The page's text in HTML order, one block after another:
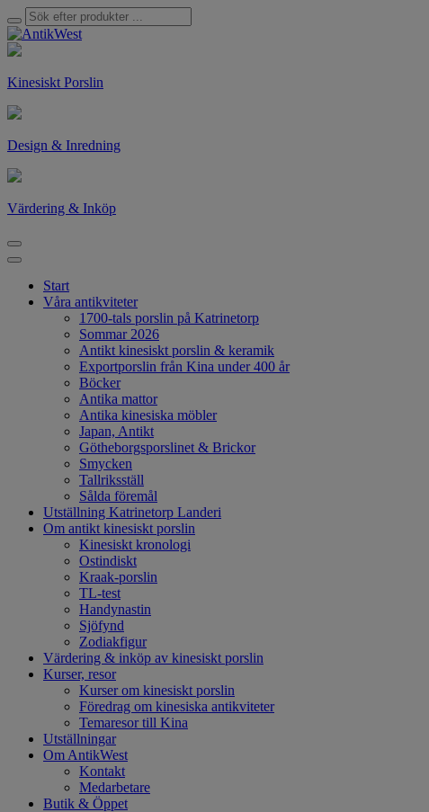
Kinesiskt Porslin
Design & Inredning
Värdering & Inköp
Start
Våra antikviteter
1700-tals porslin på Katrinetorp
Sommar 2026
Antikt kinesiskt porslin & keramik
Exportporslin från Kina under 400 år
Böcker
Antika mattor
Antika kinesiska möbler
Japan, Antikt
Götheborgsporslinet & Brickor
Smycken
Tallriksställ
Sålda föremål
Utställning Katrinetorp Landeri
Om antikt kinesiskt porslin
Kinesiskt kronologi
Ostindiskt
Kraak-porslin
TL-test
Handynastin
Sjöfynd
Zodiakfigur
Värdering & inköp av kinesiskt porslin
Kurser, resor
Kurser om kinesiskt porslin
Föredrag om kinesiska antikviteter
Temaresor till Kina
Utställningar
Om AntikWest
Kontakt
Medarbetare
Butik & Öppet